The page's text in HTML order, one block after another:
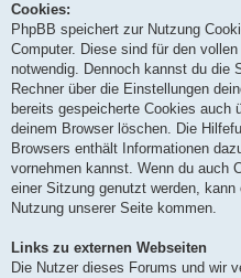
Cookies:
PhpBB speichert zur Nutzung
Computer. Diese sind für den
notwendig. Dennoch kannst du die
Rechner über die Einstellungen
bereits gespeicherte Cookies auch
deinem Browser löschen. Die
Browsers enthält Informationen
vornehmen kannst. Wenn du auch
einer Sitzung genutzt werden,
Nutzung unserer Seite kommen.
Links zu externen Webseiten
Die Nutzer dieses Forums und wir